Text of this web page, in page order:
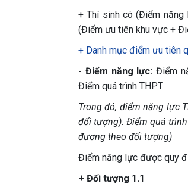
+ Thí sinh có (Điểm
(Điểm ưu tiên khu vực +
+ Danh mục điểm ưu tiên
- Điểm năng lực:Điểm
Điểm quá trình THPT
Trong đó, điểm năng lực
đối tượng). Điểm quá
đương theo đối tượng)
Điểm năng lực được quy
+ Đối tượng 1.1